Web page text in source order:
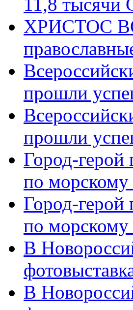
11,8
ХРИСТОС
прошли
прошли
Город-герой
по
Город-герой
по
В
В